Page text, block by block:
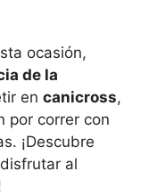
ocasión,
de la
en canicross,
por correr con
¡Descubre
al